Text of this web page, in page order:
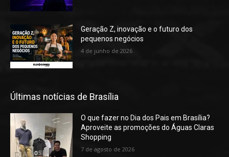
Geração Z, inovação e o futuro dos
pequenos negócios
4 de junho de 2026
Últimas notícias de Brasília
O que fazer no Dia dos Pais em Brasília?
Aproveite as promoções do Águas Claras
Shopping
7 de agosto de 2026